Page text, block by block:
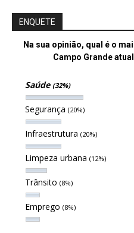
ENQUETE
Na sua opinião, qual é o
Campo Grande
Saúde (32%)
Segurança (20%)
Infraestrutura (20%)
Limpeza urbana (12%)
Trânsito (8%)
Emprego (8%)